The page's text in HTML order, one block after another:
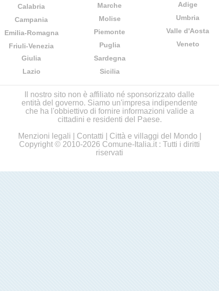
Calabria
Campania
Emilia-Romagna
Friuli-Venezia
Giulia
Lazio
Marche
Molise
Piemonte
Puglia
Sardegna
Sicilia
Adige
Umbria
Valle d'Aosta
Veneto
Il nostro sito non è affiliato né sponsorizzato dalle
entità del governo. Siamo un'impresa indipendente
che ha l'obbiettivo di fornire informazioni valide a
cittadini e residenti del Paese.
Menzioni legali
Contatti Città e villaggi del Mondo
Copyright © 2010-2026 Comune-Italia.it : Tutti i diritti
riservati